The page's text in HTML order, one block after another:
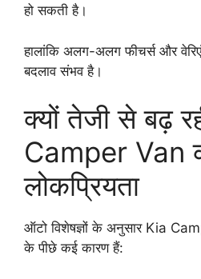
हो सकती है।
हालांकि अलग-अलग फीचर्स और
बदलाव संभव है।
क्यों तेजी से बढ़
Camper Van
लोकप्रियता
ऑटो विशेषज्ञों के अनुसार Kia
के पीछे कई कारण हैं: